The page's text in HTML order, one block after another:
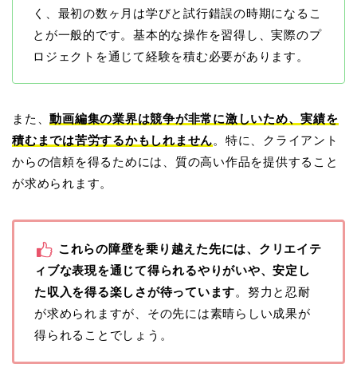
く、最初の数ヶ月は学びと試行錯誤の時期になるこ
とが一般的です。基本的な操作を習得し、実際のプ
ロジェクトを通じて経験を積む必要があります。
また、動画編集の業界は競争が非常に激しいため、実績を
積むまでは苦労するかもしれません。特に、クライアント
からの信頼を得るためには、質の高い作品を提供すること
が求められます。
これらの障壁を乗り越えた先には、クリエイテ
ィブな表現を通じて得られるやりがいや、安定し
た収入を得る楽しさが待っています。努力と忍耐
が求められますが、その先には素晴らしい成果が
得られることでしょう。